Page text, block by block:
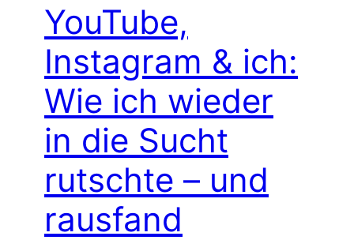
YouTube,
Instagram & ich:
Wie ich wieder
in die Sucht
rutschte – und
rausfand